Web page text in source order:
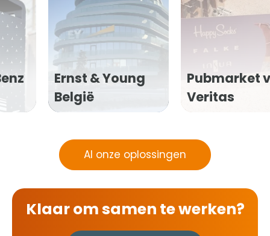
Ernst & Young
België
Pubmarket
Veritas
Al onze oplossingen
Klaar om samen te werken?